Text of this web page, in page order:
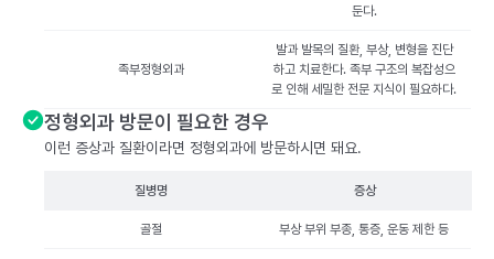
둔다.
족부정형외과
발과 발목의 질환, 부상, 변형을 진단
하고 치료한다. 족부 구조의 복잡성으
로 인해 세밀한 전문 지식이 필요하다.
정형외과 방문이 필요한 경우
이런 증상과 질환이라면 정형외과에 방문하시면 돼요.
질병명 증상
골절 부상 부위 부종, 통증, 운동 제한 등